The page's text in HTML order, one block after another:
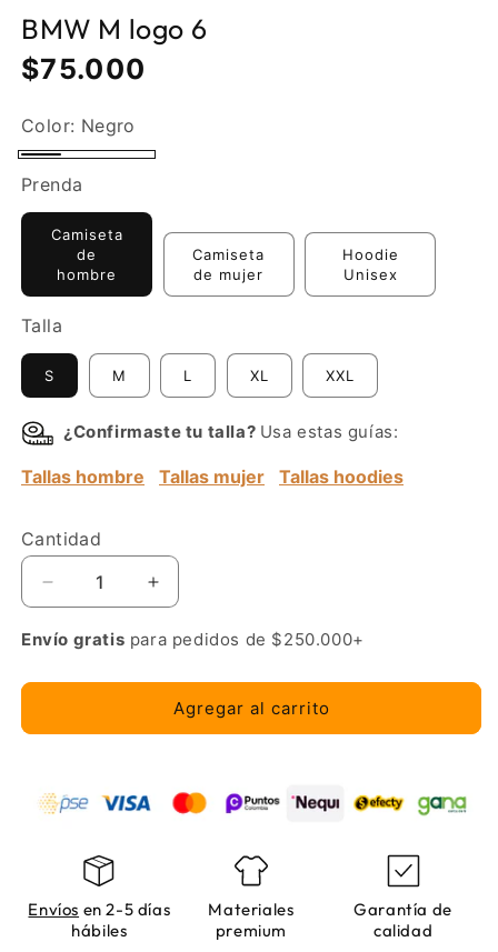
BMW M logo 6
Precio
normal
$75.000
Color: Negro
Negro
Prenda
Camiseta
de
hombre
Camiseta
de mujer
Hoodie
Unisex
Talla
S M L XL XXL
¿Confirmaste tu talla? Usa estas guías:
Tallas hombre Tallas mujer Tallas hoodies
Cantidad
Reducir
cantidad
para
M
6
Aumentar
cantidad
para
M
logo
6
Envío gratis para pedidos de $250.000+
Agregar al carrito
Envíos en 2-5 días
hábiles
Materiales
premium
Garantía de
calidad